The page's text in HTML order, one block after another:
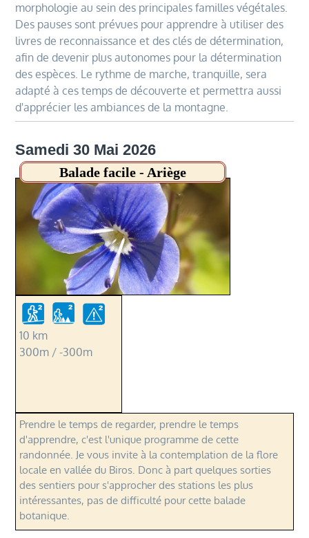
morphologie au sein des principales familles végétales.
Des pauses sont prévues pour apprendre à utiliser des
livres de reconnaissance et des clés de détermination,
afin de devenir plus autonomes pour la détermination
des espèces. Le rythme de marche, tranquille, sera
adapté à ces temps de découverte et permettra aussi
d'apprécier les ambiances de la montagne.
Samedi 30 Mai 2026
Balade facile - Ariège
10 km
300m / -300m
Prendre le temps de regarder, prendre le temps
d'apprendre, c'est l'unique programme de cette
randonnée. Je vous invite à la contemplation de la flore
locale en vallée du Biros. Donc à part quelques sorties
des sentiers pour s'approcher des stations les plus
intéressantes, pas de difficulté pour cette balade
botanique.